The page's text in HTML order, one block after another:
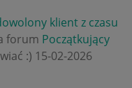
klient z czasu
forum Początkujący
:) ‎15-02-2026